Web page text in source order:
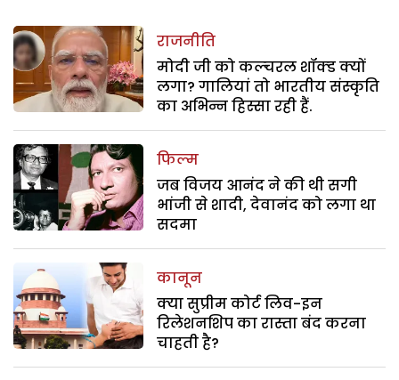
राजनीति
मोदी जी को कल्चरल शॉक्ड क्यों
लगा? गालियां तो भारतीय संस्कृति
का अभिन्न हिस्सा रही हैं.
फिल्म
जब विजय आनंद ने की थी सगी
भांजी से शादी, देवानंद को लगा था
सदमा
कानून
क्या सुप्रीम कोर्ट लिव-इन
रिलेशनशिप का रास्ता बंद करना
चाहती है?